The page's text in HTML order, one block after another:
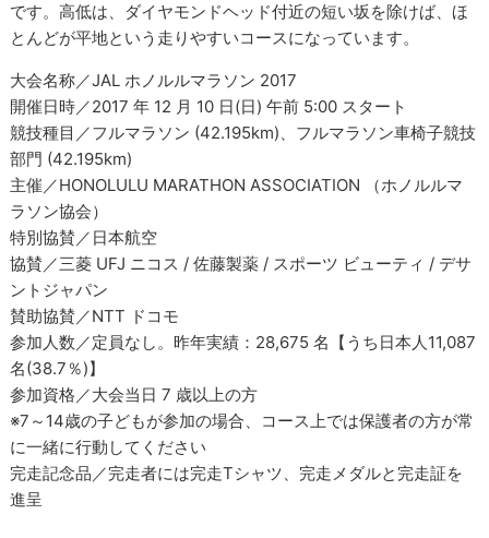
です。高低は、ダイヤモンドヘッド付近の短い坂を除けば、ほ
とんどが平地という走りやすいコースになっています。
大会名称／JAL ホノルルマラソン 2017
開催日時／2017 年 12 月 10 日(日) 午前 5:00 スタート
競技種目／フルマラソン (42.195km)、フルマラソン車椅子競技
部門 (42.195km)
主催／HONOLULU MARATHON ASSOCIATION （ホノルルマ
ラソン協会）
特別協賛／日本航空
協賛／三菱 UFJ ニコス / 佐藤製薬 / スポーツ ビューティ / デサ
ントジャパン
賛助協賛／NTT ドコモ
参加人数／定員なし。昨年実績：28,675 名【うち日本人11,087
名(38.7％)】
参加資格／大会当日 7 歳以上の方
※7～14歳の子どもが参加の場合、コース上では保護者の方が常
に一緒に行動してください
完走記念品／完走者には完走Tシャツ、完走メダルと完走証を
進呈